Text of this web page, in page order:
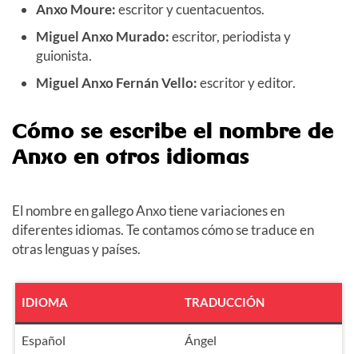
Anxo Moure:escritor y cuentacuentos.
Miguel Anxo Murado:escritor, periodista y
guionista.
Miguel Anxo Fernán Vello:escritor y editor.
Cómo se escribe el nombre de
Anxo en otros idiomas
El nombre en gallego Anxo tiene variaciones en
diferentes idiomas. Te contamos cómo se traduce en
otras lenguas y países.
IDIOMA TRADUCCIÓN
Español Ángel